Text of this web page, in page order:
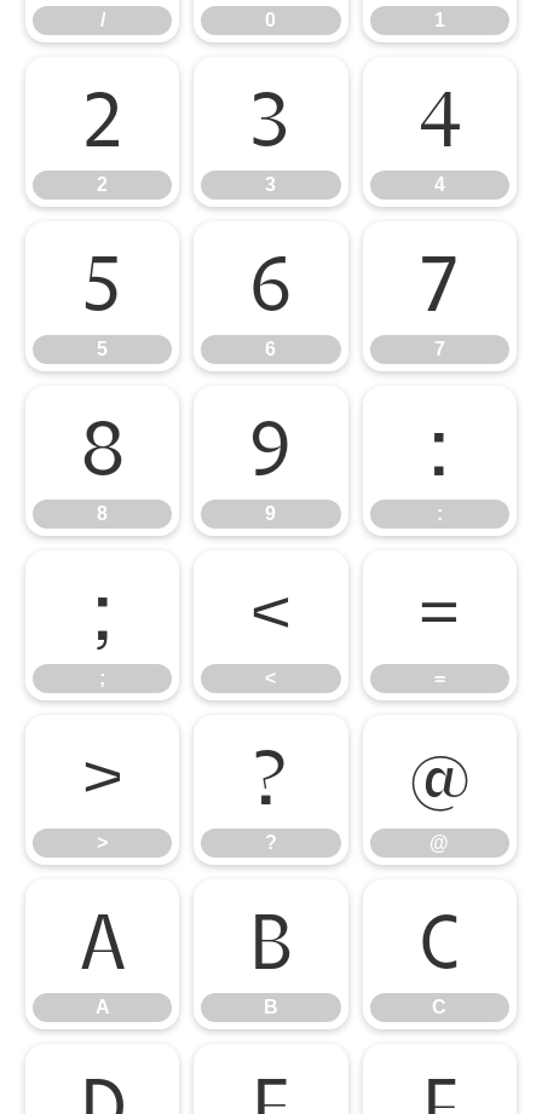
/ 0 1
2
2
3
3
4
4
5
5
6
6
7
7
8
8
9
9
:
:
;
;
<
<
=
=
>
>
?
?
@
@
A
A
B
B
C
C